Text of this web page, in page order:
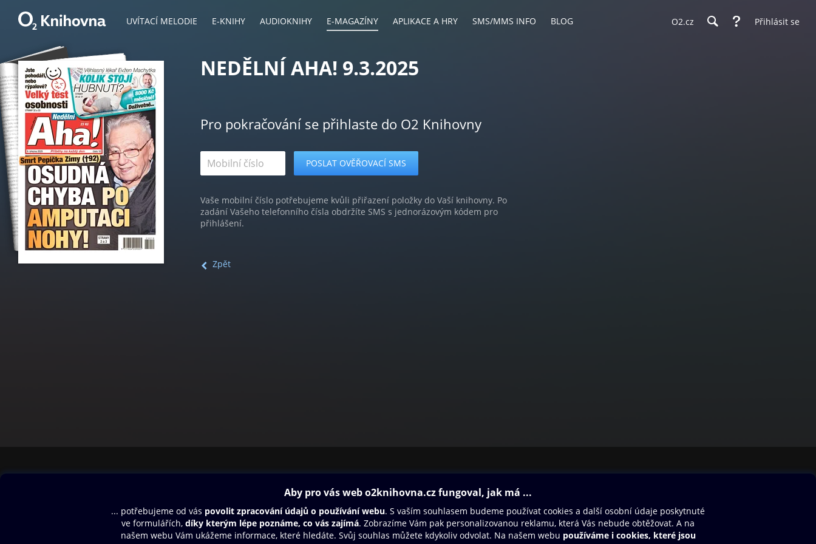
UVÍTACÍ MELODIE E-KNIHY AUDIOKNIHY E-MAGAZÍNY APLIKACE A HRY SMS/MMS INFO BLOG O2.cz Přihlásit se
NEDĚLNÍ AHA! 9.3.2025
Pro pokračování se přihlaste do O2 Knihovny
Vaše mobilní číslo potřebujeme kvůli přiřazení položky do Vaší knihovny. Po
zadání Vašeho telefonního čísla obdržíte SMS s jednorázovým kódem pro
přihlášení.
Zpět
Aplikace a hry
SMS/MMS Info
Blog
Dárkový poukaz
Nápověda
Oneplay Originály
Sport